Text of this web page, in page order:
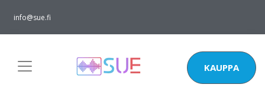
info@sue.fi
KAUPPA